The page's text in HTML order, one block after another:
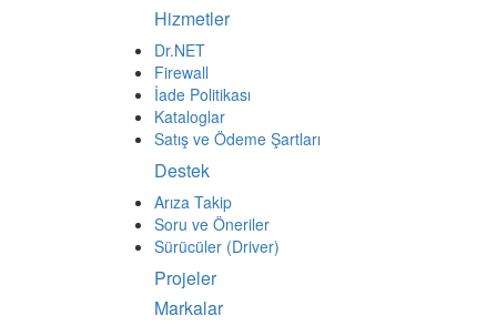
Raf
Videolar
Kurumsal
Çalıştığımız Firma ve Markalar
Duvar Kağıtları
Firmamız
İş İlanları
Müşteri Destek Noktaları
Müşteri Memnuniyet Formu
Projeler
Sertifika ve Ödüller
Kredi Kartı Ödeme